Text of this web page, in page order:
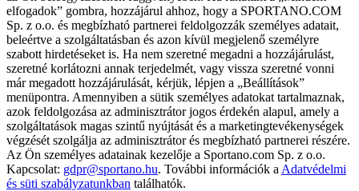
elfogadok” gombra, hozzájárul ahhoz, hogy a SPORTANO.COM
Sp. z o.o. és megbízható partnerei feldolgozzák személyes adatait,
beleértve a szolgáltatásban és azon kívül megjelenő személyre
szabott hirdetéseket is. Ha nem szeretné megadni a hozzájárulást,
szeretné korlátozni annak terjedelmét, vagy vissza szeretné vonni
már megadott hozzájárulását, kérjük, lépjen a „Beállítások”
menüpontra. Amennyiben a sütik személyes adatokat tartalmaznak,
azok feldolgozása az adminisztrátor jogos érdekén alapul, amely a
szolgáltatások magas szintű nyújtását és a marketingtevékenységek
végzését szolgálja az adminisztrátor és megbízható partnerei részére.
Az Ön személyes adatainak kezelője a Sportano.com Sp. z o.o.
Kapcsolat: gdpr@sportano.hu. További információk a Adatvédelmi
és süti szabályzatunkban találhatók.